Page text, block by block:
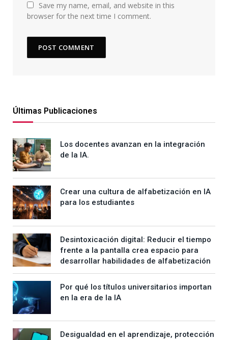
Save my name, email, and website in this
browser for the next time I comment.
Últimas Publicaciones
Los docentes avanzan en la integración
de la IA.
Crear una cultura de alfabetización en IA
para los estudiantes
Desintoxicación digital: Reducir el tiempo
frente a la pantalla crea espacio para
desarrollar habilidades de alfabetización
Por qué los títulos universitarios importan
en la era de la IA
Desigualdad en el aprendizaje, protección